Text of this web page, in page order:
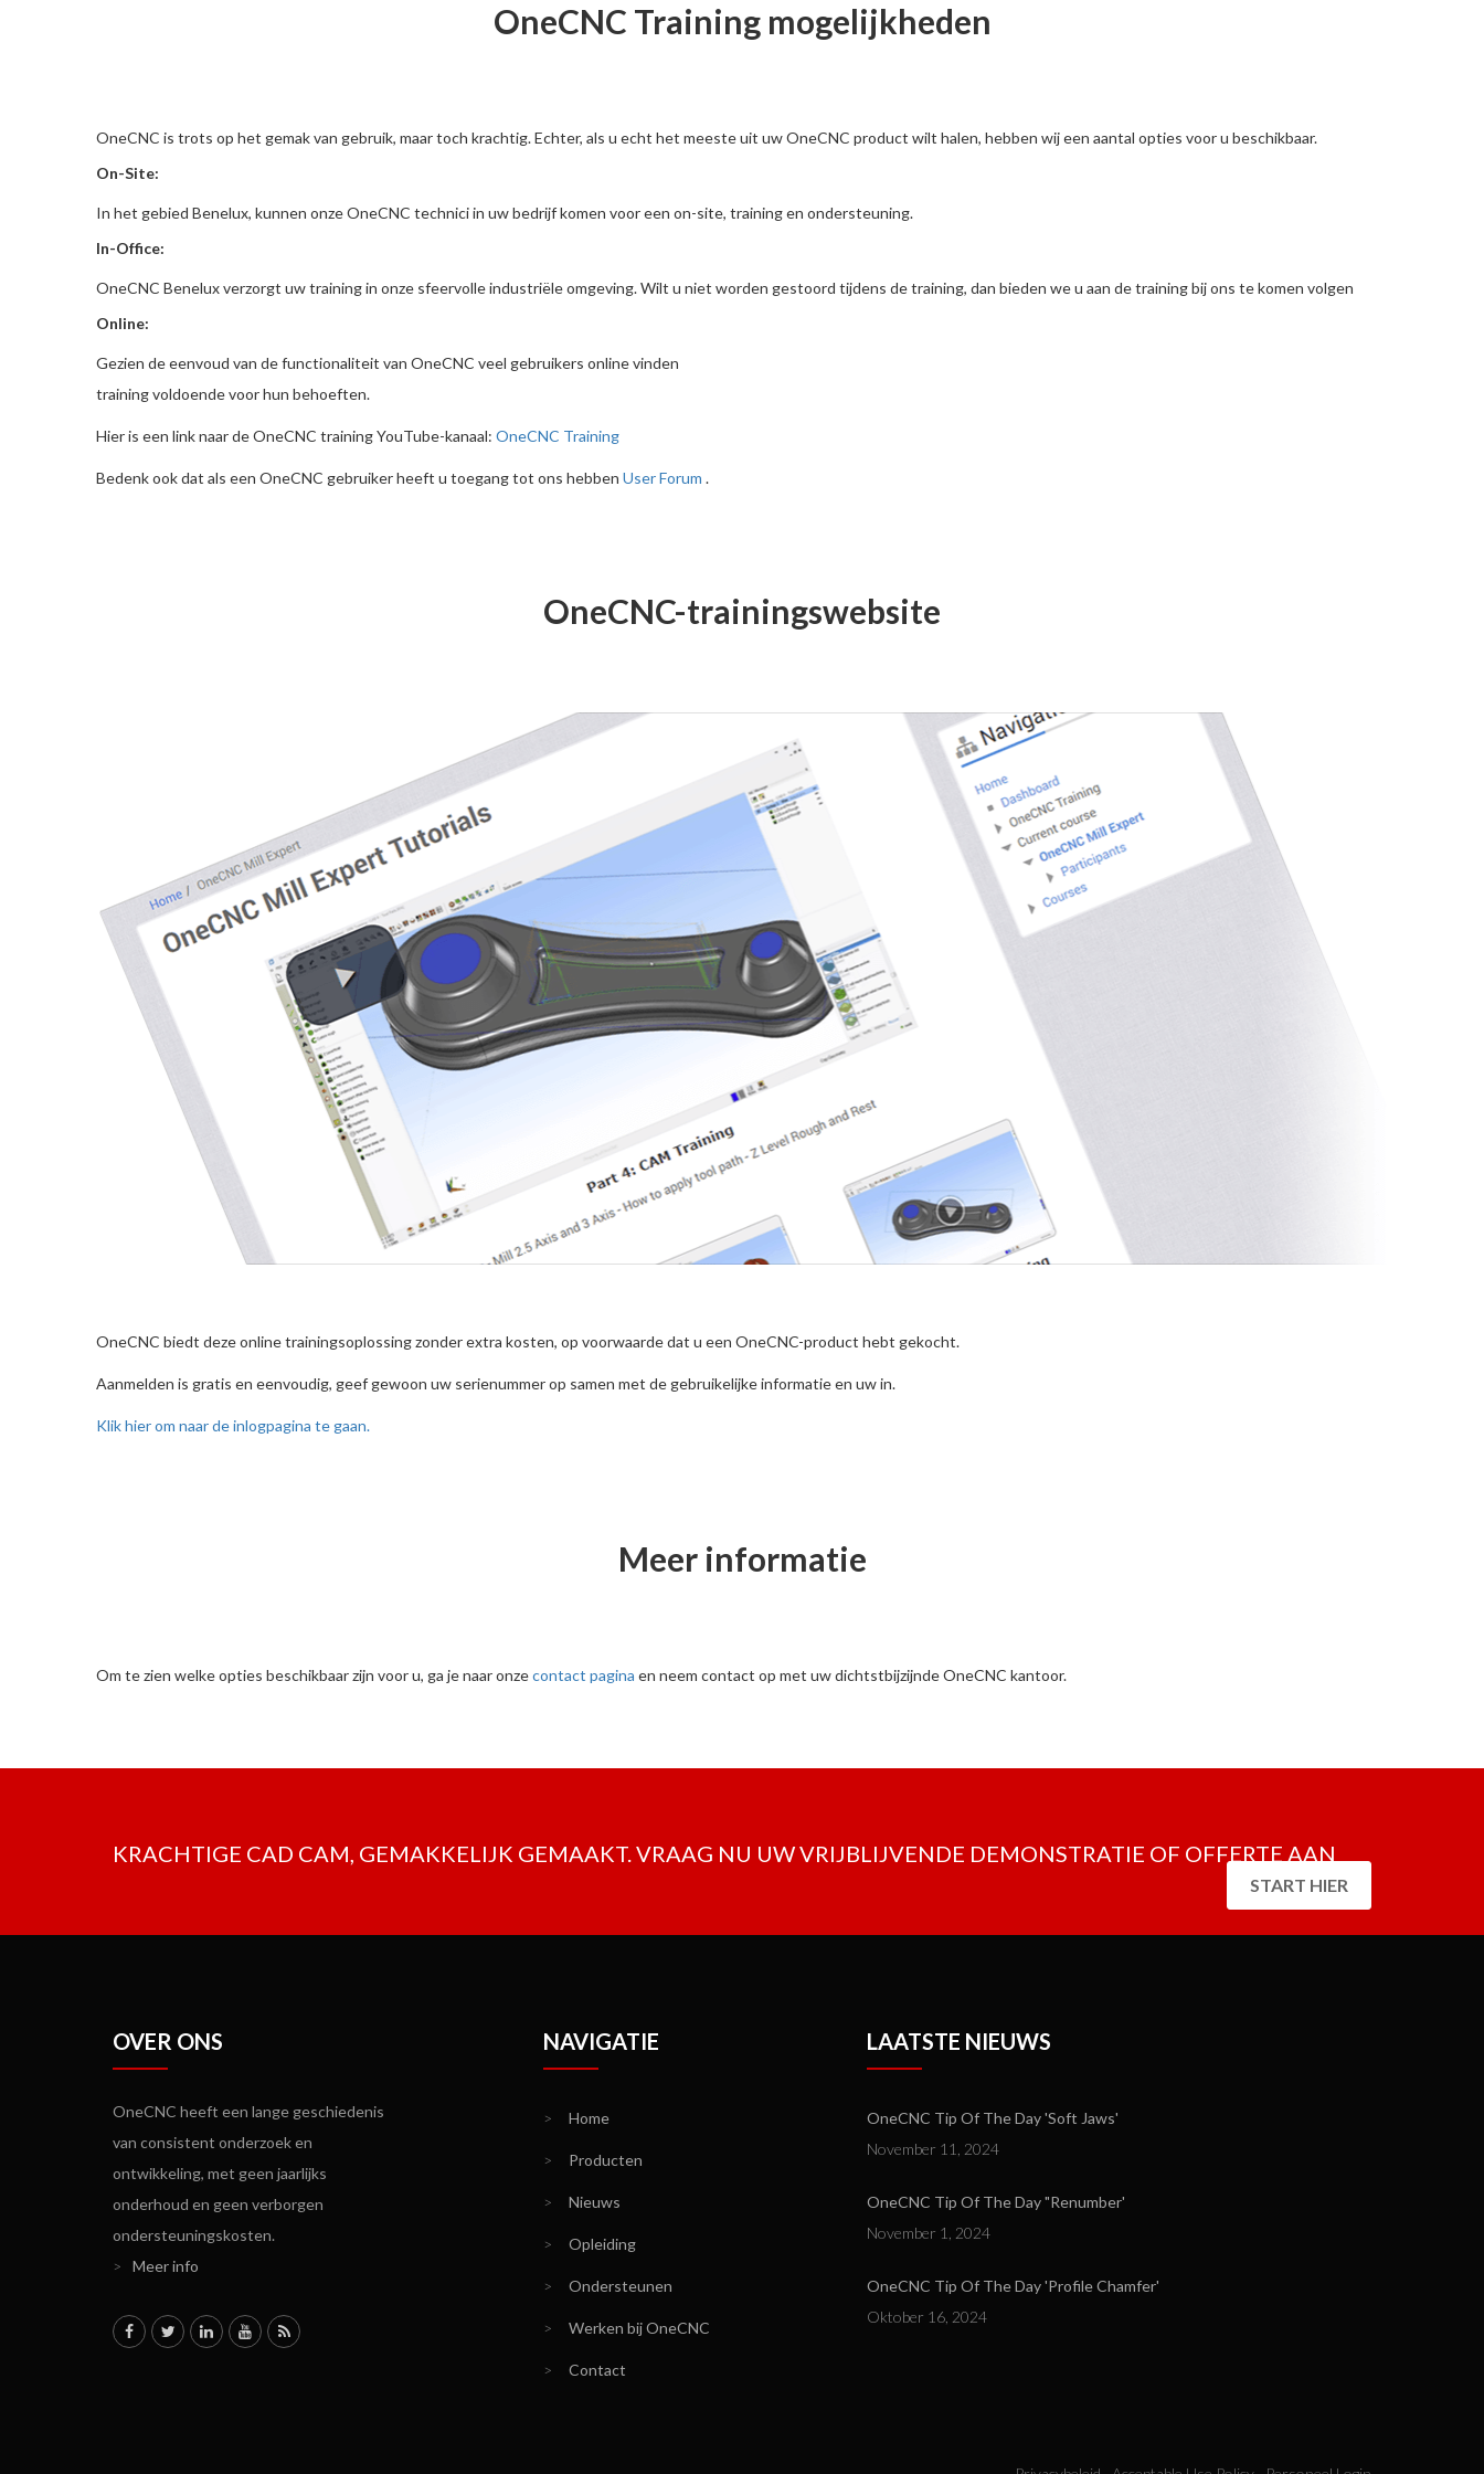
OneCNC Training mogelijkheden
OneCNC is trots op het gemak van gebruik, maar toch krachtig. Echter, als u echt het meeste uit uw OneCNC product wilt halen, hebben wij een aantal opties voor u beschikbaar.
On-Site:
In het gebied Benelux, kunnen onze OneCNC technici in uw bedrijf komen voor een on-site, training en ondersteuning.
In-Office:
OneCNC Benelux verzorgt uw training in onze sfeervolle industriële omgeving. Wilt u niet worden gestoord tijdens de training, dan bieden we u aan de training bij ons te komen volgen
Online:
Gezien de eenvoud van de functionaliteit van OneCNC veel gebruikers online vinden
training voldoende voor hun behoeften.
Hier is een link naar de OneCNC training YouTube-kanaal: OneCNC Training
Bedenk ook dat als een OneCNC gebruiker heeft u toegang tot ons hebben User Forum .
OneCNC-trainingswebsite
OneCNC biedt deze online trainingsoplossing zonder extra kosten, op voorwaarde dat u een OneCNC-product hebt gekocht.
Aanmelden is gratis en eenvoudig, geef gewoon uw serienummer op samen met de gebruikelijke informatie en uw in.
Klik hier om naar de inlogpagina te gaan.
Meer informatie
Om te zien welke opties beschikbaar zijn voor u, ga je naar onzecontact pagina en neem contact op met uw dichtstbijzijnde OneCNC kantoor.
KRACHTIGE CAD CAM, GEMAKKELIJK GEMAAKT. VRAAG NU UW VRIJBLIJVENDE DEMONSTRATIE OF OFFERTE AAN
START HIER
OVER ONS
OneCNC heeft een lange geschiedenis
van consistent onderzoek en
ontwikkeling, met geen jaarlijks
onderhoud en geen verborgen
ondersteuningskosten.
>
Meer info
NAVIGATIE
> Home
> Producten
> Nieuws
> Opleiding
> Ondersteunen
> Werken bij OneCNC
> Contact
LAATSTE NIEUWS
OneCNC Tip Of The Day 'Soft Jaws'
November 11, 2024
OneCNC Tip Of The Day "Renumber'
November 1, 2024
OneCNC Tip Of The Day 'Profile Chamfer'
Oktober 16, 2024